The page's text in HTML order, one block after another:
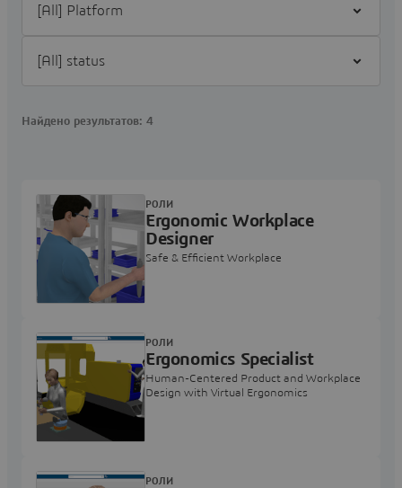
Найдено результатов: 4
Ergonomic Workplace
Designer
Safe & Efficient Workplace
РОЛИ
Ergonomics Specialist
Human-Centered Product and Workplace
Design with Virtual Ergonomics
РОЛИ
РОЛИ